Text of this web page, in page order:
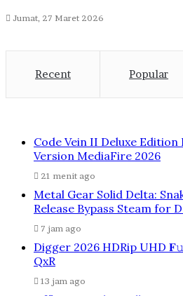
Jumat, 27 Maret 2026
Recent Popular
Code Vein II Deluxe Edition
Version MediaFire 2026
21 menit ago
Metal Gear Solid Delta:
Release Bypass Steam for
7 jam ago
Digger 2026 HDRip UHD
QxR
13 jam ago